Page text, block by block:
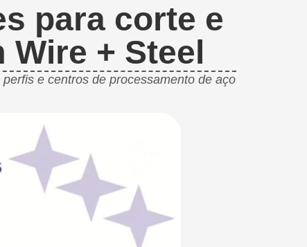
para corte e
+ Steel
e centros de processamento de aço